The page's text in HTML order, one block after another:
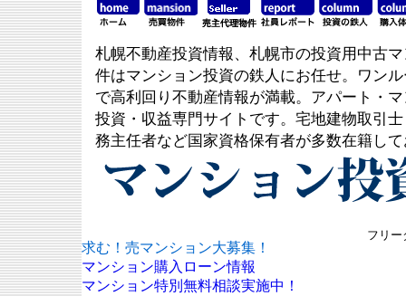
札幌不動産投資情報、札幌市の投資用中古
件はマンション投資の鉄人にお任せ。ワン
で高利回り不動産情報が満載。アパート・
投資・収益専門サイトです。宅地建物取引
務主任者など国家資格保有者が多数在籍し
求む！売マンション大募集！
マンション購入ローン情報
マンション特別無料相談実施中！
フリー